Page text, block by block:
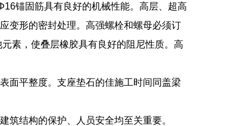
锚固筋具有良好的机械性能。高层、超高
变形的密封处理。高强螺栓和螺母必须订
素，使叠层橡胶具有良好的阻尼性质。高
面平整度。支座垫石的佳施工时间同盖梁
筑结构的保护、人员安全均至关重要。